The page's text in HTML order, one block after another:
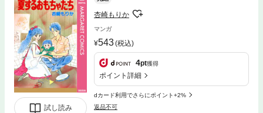
試し読み
杏崎もりか
マンガ
543(税込)
4pt獲得
ポイント詳細
dカード利用でさらにポイント+2%
返品不可